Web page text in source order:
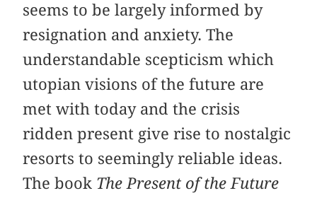
seems to be largely informed by
resignation and anxiety. The
understandable scepticism which
utopian visions of the future are
met with today and the crisis
ridden present give rise to nostalgic
resorts to seemingly reliable ideas.
The book The Present of the Future